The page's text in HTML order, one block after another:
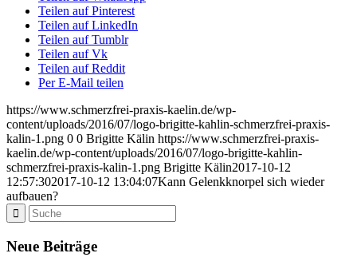
Teilen auf Pinterest
Teilen auf LinkedIn
Teilen auf Tumblr
Teilen auf Vk
Teilen auf Reddit
Per E-Mail teilen
https://www.schmerzfrei-praxis-kaelin.de/wp-
content/uploads/2016/07/logo-brigitte-kahlin-schmerzfrei-praxis-
kalin-1.png 0 0 Brigitte Kälin https://www.schmerzfrei-praxis-
kaelin.de/wp-content/uploads/2016/07/logo-brigitte-kahlin-
schmerzfrei-praxis-kalin-1.png Brigitte Kälin2017-10-12
12:57:302017-10-12 13:04:07Kann Gelenkknorpel sich wieder
aufbauen?
Neue Beiträge